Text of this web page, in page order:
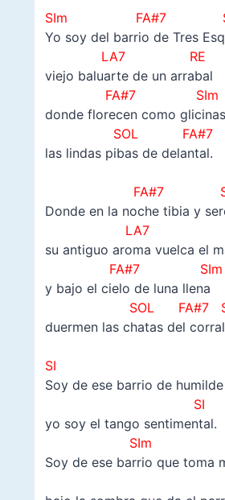
SIm FA#7
Yo soy del barrio de Tres
LA7 RE
viejo baluarte de un arrabal
FA#7 SIm
donde florecen como glicinas
SOL FA#7
las lindas pibas de delantal.
FA#7
Donde en la noche tibia y
LA7
su antiguo aroma vuelca el
FA#7 SIm
y bajo el cielo de luna llena
SOL FA#7
duermen las chatas del
SI
Soy de ese barrio de
SI
yo soy el tango sentimental.
SIm
Soy de ese barrio que toma